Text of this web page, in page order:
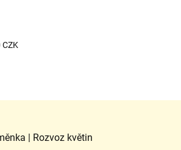
CZK
| Rozvoz květin